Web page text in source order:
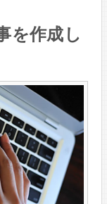
を作成し